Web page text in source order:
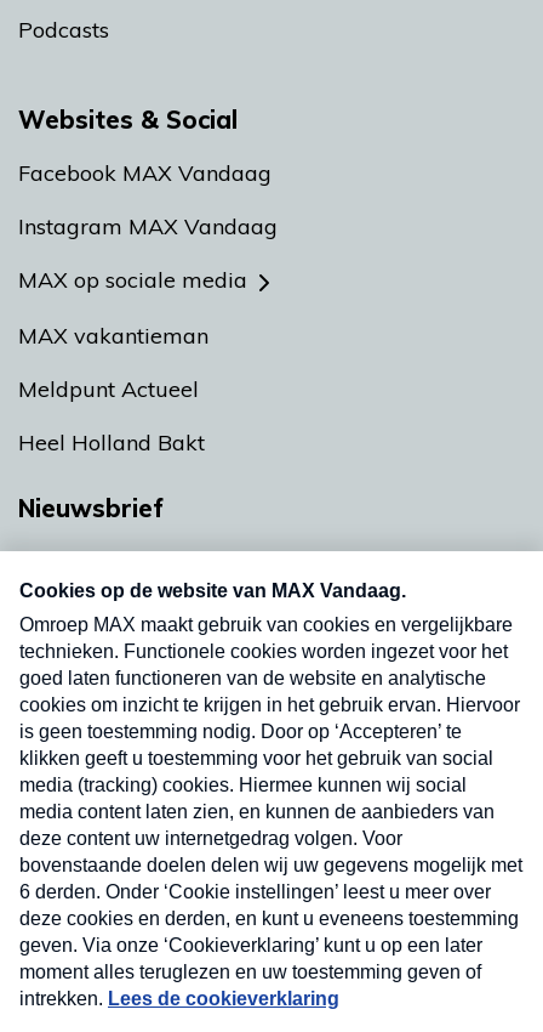
Podcasts
Websites & Social
Facebook MAX Vandaag
Instagram MAX Vandaag
MAX op sociale media
MAX vakantieman
Meldpunt Actueel
Heel Holland Bakt
Nieuwsbrief
Neem hier een gratis abonnement op onze
nieuwsbrief. Elke vrijdag- en dinsdagochtend in
uw mailbox.
Verzend
Nieuwsbrief
Neem hier een gratis abonnement op onze
nieuwsbrief. Elke vrijdag- en dinsdagochtend in uw